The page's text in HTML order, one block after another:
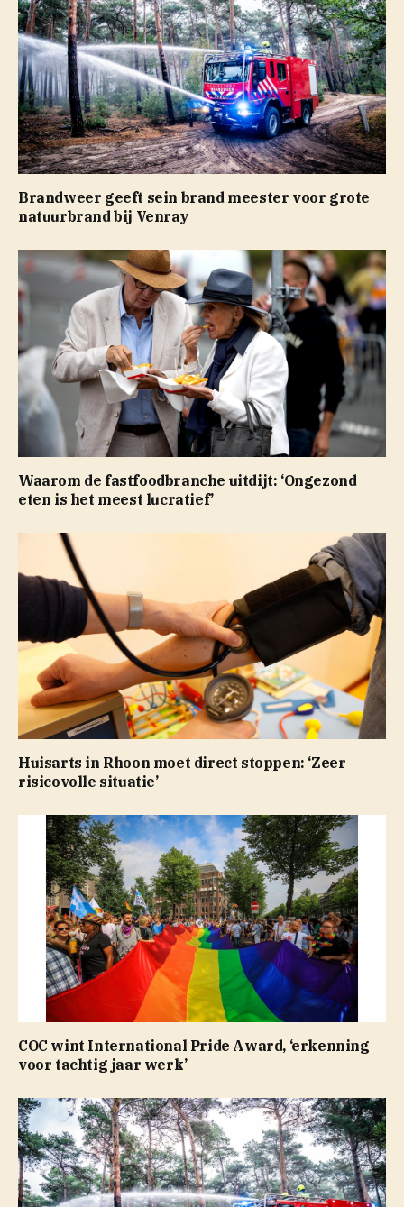
Brandweer geeft sein brand meester voor grote
natuurbrand bij Venray
Waarom de fastfoodbranche uitdijt: ‘Ongezond
eten is het meest lucratief’
Huisarts in Rhoon moet direct stoppen: ‘Zeer
risicovolle situatie’
COC wint International Pride Award, ‘erkenning
voor tachtig jaar werk’